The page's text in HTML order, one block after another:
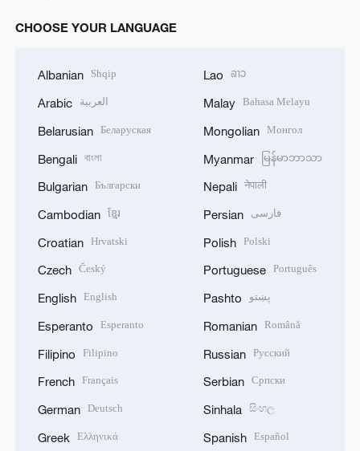
CHOOSE YOUR LANGUAGE
Albanian Shqip
Arabic العربية
Belarusian Беларуская
Bengali বাংলা
Bulgarian Български
Cambodian ខ្មែរ
Croatian Hrvatski
Czech Český
English English
Esperanto Esperanto
Filipino Filipino
French Français
German Deutsch
Greek Ελληνικά
Lao ລາວ
Malay Bahasa Melayu
Mongolian Монгол
Myanmar မြန်မာဘာသာ
Nepali नेपाली
Persian فارسی
Polish Polski
Portuguese Português
Pashto پښتو
Romanian Română
Russian Русский
Serbian Српски
Sinhala සිංහල
Spanish Español